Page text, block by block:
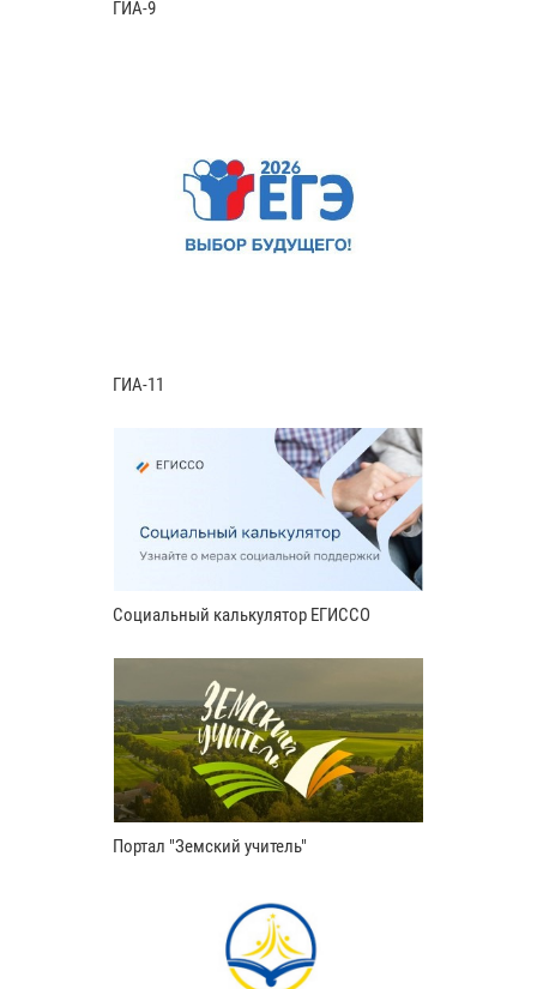
ГИА-9
ГИА-11
Социальный калькулятор ЕГИССО
Портал "Земский учитель"